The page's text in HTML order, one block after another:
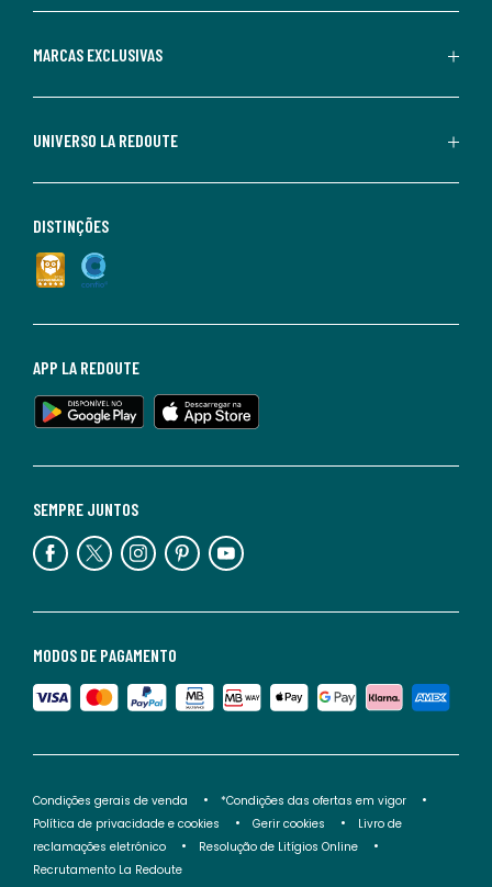
MARCAS EXCLUSIVAS
UNIVERSO LA REDOUTE
MODOS DE PAGAMENTO
SEMPRE JUNTOS
APP LA REDOUTE
DISTINÇÕES
Condições gerais de venda
*Condições das ofertas em vigor
Política de privacidade e cookies
Gerir cookies
Livro de
reclamações eletrónico
Resolução de Litígios Online
Recrutamento La Redoute